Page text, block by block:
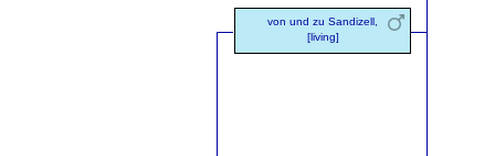
von und zu Sandizell,
[living]